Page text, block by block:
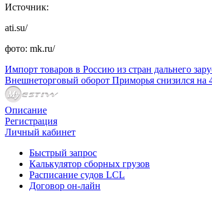
Источник:
ati.su/
фото: mk.ru/
Импорт товаров в Россию из стран дальнего
Внешнеторговый оборот Приморья снизился на
Описание
Регистрация
Личный кабинет
Быстрый запрос
Калькулятор сборных грузов
Расписание судов LCL
Договор он-лайн